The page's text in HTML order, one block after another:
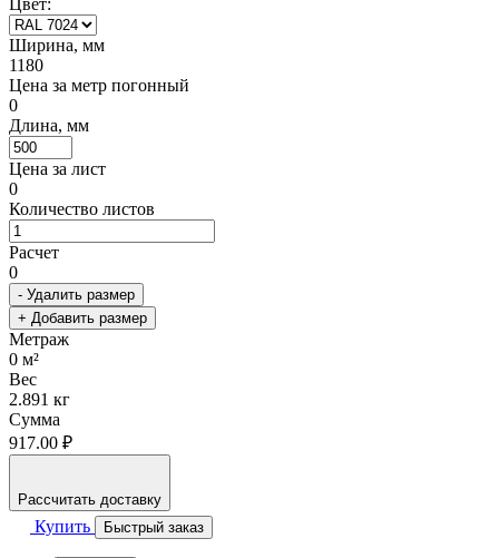
Ширина, мм
1180
Цена за метр погонный
0
Длина, мм
Цена за лист
0
Количество листов
Расчет
0
- Удалить размер
+ Добавить размер
Метраж
0 м²
Вес
2.891 кг
Сумма
917.00 ₽
Рассчитать доставку
Купить Быстрый заказ